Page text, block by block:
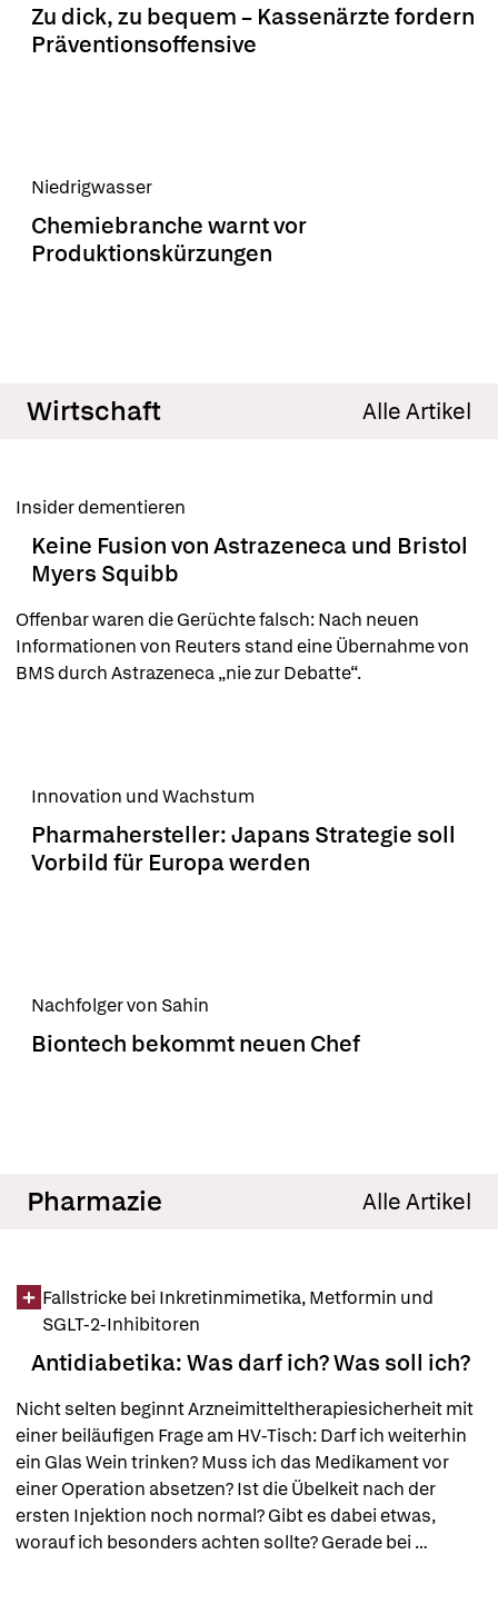
Zu dick, zu bequem – Kassenärzte fordern
Präventionsoffensive
Chemiebranche warnt vor
Produktionskürzungen
Niedrigwasser
Wirtschaft Alle Artikel
Keine Fusion von Astrazeneca und Bristol
Myers Squibb
Offenbar waren die Gerüchte falsch: Nach neuen
Informationen von Reuters stand eine Übernahme von
BMS durch Astrazeneca „nie zur Debatte“.
Insider dementieren
Pharmahersteller: Japans Strategie soll
Vorbild für Europa werden
Innovation und Wachstum
Biontech bekommt neuen Chef
Nachfolger von Sahin
Pharmazie Alle Artikel
Antidiabetika: Was darf ich? Was soll ich?
Nicht selten beginnt Arzneimitteltherapiesicherheit mit
einer beiläufigen Frage am HV-Tisch: Darf ich weiterhin
ein Glas Wein trinken? Muss ich das Medikament vor
einer Operation absetzen? Ist die Übelkeit nach der
ersten Injektion noch normal? Gibt es dabei etwas,
worauf ich besonders achten sollte? Gerade bei
Fallstricke bei Inkretinmimetika, Metformin und
SGLT-2-Inhibitoren